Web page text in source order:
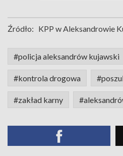
Źródło: KPP w Aleksandrowie
#policja aleksandrów kujawski
#kontrola drogowa
#zakład karny